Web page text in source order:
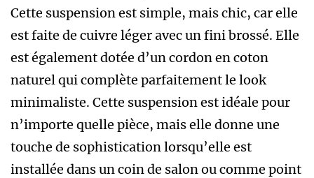
Cette suspension est simple, mais chic, car elle
est faite de cuivre léger avec un fini brossé. Elle
est également dotée d’un cordon en coton
naturel qui complète parfaitement le look
minimaliste. Cette suspension est idéale pour
n’importe quelle pièce, mais elle donne une
touche de sophistication lorsqu’elle est
installée dans un coin de salon ou comme point